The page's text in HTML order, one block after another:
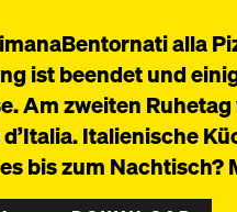
alla
ist beendet und
Am zweiten
Italienische
bis zum Nachtisch?